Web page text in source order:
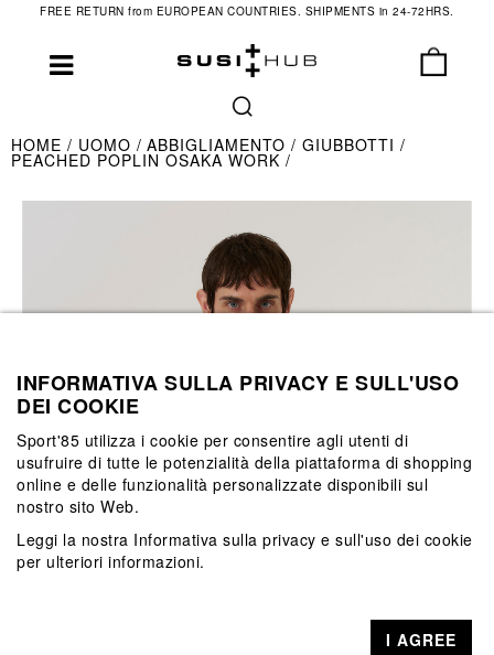
FREE RETURN from EUROPEAN COUNTRIES. SHIPMENTS in 24-72HRS.
HOME UOMO ABBIGLIAMENTO GIUBBOTTI
PEACHED POPLIN OSAKA WORK
INFORMATIVA SULLA PRIVACY E SULL'USO
DEI COOKIE
Sport'85 utilizza i cookie per consentire agli utenti di
usufruire di tutte le potenzialità della piattaforma di shopping
online e delle funzionalità personalizzate disponibili sul
nostro sito Web.
Leggi la nostra Informativa sulla privacy e sull'uso dei cookie
per ulteriori informazioni.
I AGREE